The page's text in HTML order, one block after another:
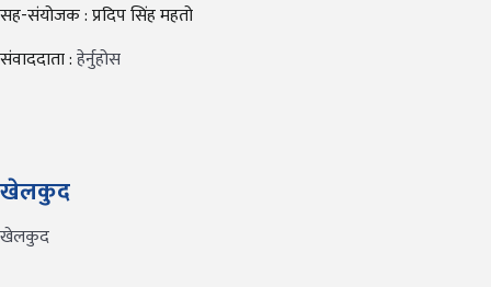
सह-संयोजक : प्रदिप सिंह महतो
संवाददाता :हेर्नुहोस
खेलकुद
खेलकुद